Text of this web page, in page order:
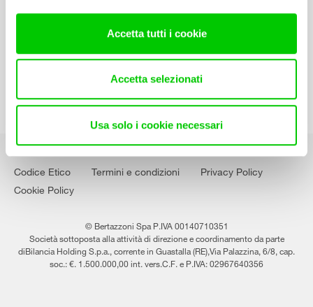
Accetta tutti i cookie
Accetta selezionati
Usa solo i cookie necessari
Lavora con noi
Codice Etico Termini e condizioni
Privacy Policy
Cookie Policy
© Bertazzoni Spa P.IVA 00140710351
Società sottoposta alla attività di direzione e coordinamento da parte
diBilancia Holding S.p.a., corrente in Guastalla (RE),Via Palazzina, 6/8, cap.
soc.: €. 1.500.000,00 int. vers.C.F. e P.IVA: 02967640356